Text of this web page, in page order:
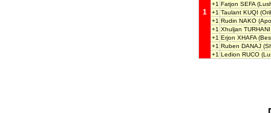
1
+1 Fatjon SEFA
+1 Taulant KUQI
+1 Rudin NAKO
+1 Xhuljan TURHANI
+1 Erjon XHAFA
+1 Ruben DANAJ
+1 Ledion RUCO